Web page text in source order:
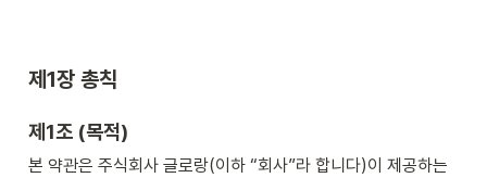
제1장 총칙
제1조 (목적)
본 약관은 주식회사 글로랑(이하 “회사”라 합니다)이 제공하는